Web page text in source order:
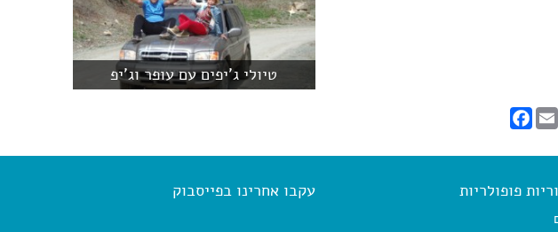
טיולי ג'יפים עם עופר וג'יפ
F
a
e
o
o
E
m
i
פופולריות עקבו אחרינו בפייסבוק